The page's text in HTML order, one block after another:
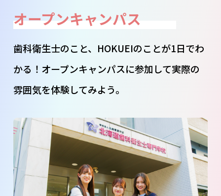
オープンキャンパス
歯科衛生士のこと、HOKUEIのことが1日でわ
かる！オープンキャンパスに参加して実際の
雰囲気を体験してみよう。